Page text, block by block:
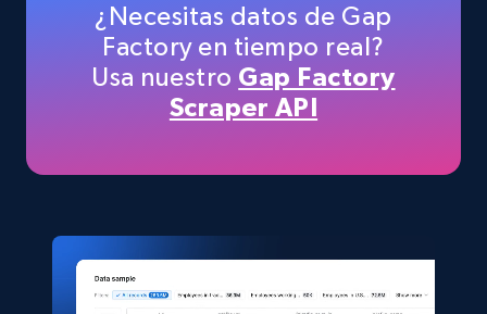
URL, Title, Available, Description, Currency, Initial
5.4K+
¿Necesitas datos de Gap
Factory en tiempo real?
Usa nuestro Gap Factory
Scraper API